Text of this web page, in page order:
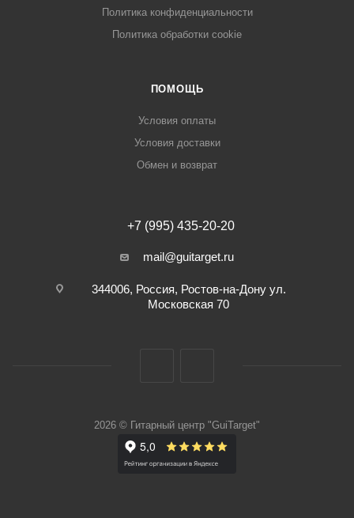
Политика конфиденциальности
Политика обработки cookie
ПОМОЩЬ
Условия оплаты
Условия доставки
Обмен и возврат
+7 (995) 435-20-20
mail@guitarget.ru
344006, Россия, Ростов-на-Дону ул.
Московская 70
2026 © Гитарный центр "GuiTarget"